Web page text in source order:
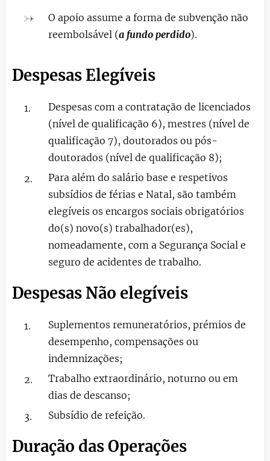
O apoio assume a forma de subvenção não
reembolsável (a fundo perdido).
Despesas Elegíveis
Despesas com a contratação de licenciados
(nível de qualificação 6), mestres (nível de
qualificação 7), doutorados ou pós-
doutorados (nível de qualificação 8);
Para além do salário base e respetivos
subsídios de férias e Natal, são também
elegíveis os encargos sociais obrigatórios
do(s) novo(s) trabalhador(es),
nomeadamente, com a Segurança Social e
seguro de acidentes de trabalho.
Despesas Não elegíveis
Suplementos remuneratórios, prémios de
desempenho, compensações ou
indemnizações;
Trabalho extraordinário, noturno ou em
dias de descanso;
Subsídio de refeição.
Duração das Operações